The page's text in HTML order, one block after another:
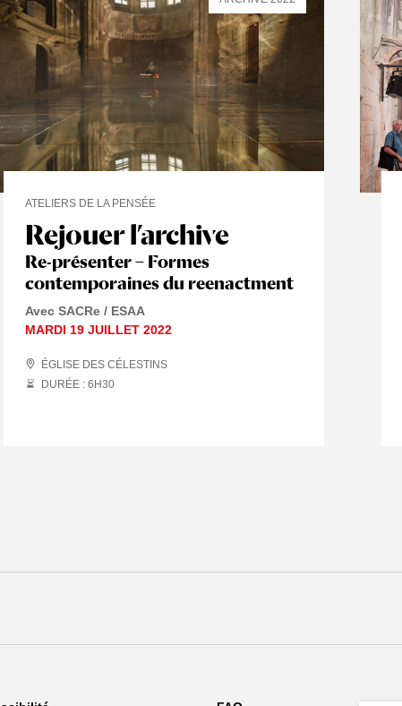
Rejouer l’archive
Re-présenter – Formes
contemporaines du reenactment
ATELIERS DE LA PENSÉE
Avec SACRe / ESAA
MARDI 19 JUILLET 2022
ÉGLISE DES CÉLESTINS
DURÉE : 6H30